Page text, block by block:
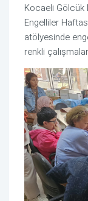
Kocaeli Gölcük
Engelliler
atölyesinde
renkli